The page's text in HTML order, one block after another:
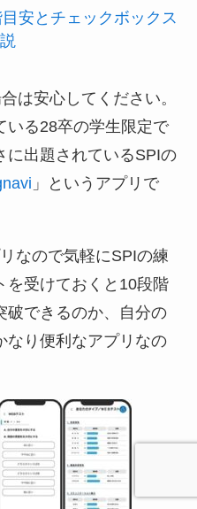
安とチェックボックス
は安心してください。
いる28卒の学生限定で
に出題されているSPIの
」というアプリで
なので気軽にSPIの練
を受けておくと10段階
破できるのか、自分の
なり便利なアプリなの